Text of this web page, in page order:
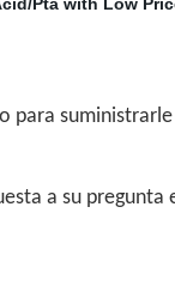
para
a su pregunta